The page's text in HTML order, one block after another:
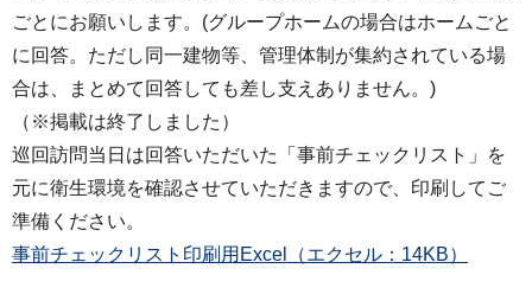
ごとにお願いします。(グループホームの場合はホームごと
に回答。ただし同一建物等、管理体制が集約されている場
合は、まとめて回答しても差し支えありません。)
（※掲載は終了しました）
巡回訪問当日は回答いただいた「事前チェックリスト」を
元に衛生環境を確認させていただきますので、印刷してご
準備ください。
事前チェックリスト印刷用Excel（エクセル：14KB）